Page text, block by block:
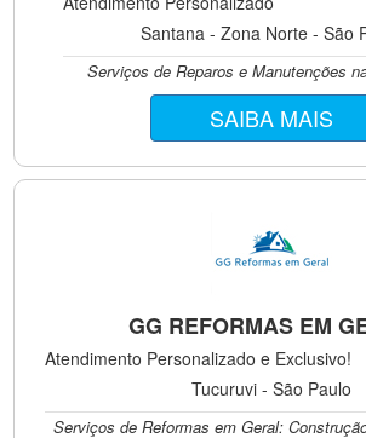
Santana - Zona Norte - São
Serviços de Reparos e Manutenções
SAIBA MAIS
GG REFORMAS EM
Atendimento Personalizado e Exclusivo!
Tucuruvi - São Paulo
Serviços de Reformas em Geral: